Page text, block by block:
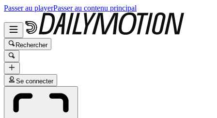
Passer au playerPasser au contenu principal
Rechercher
Se connecter